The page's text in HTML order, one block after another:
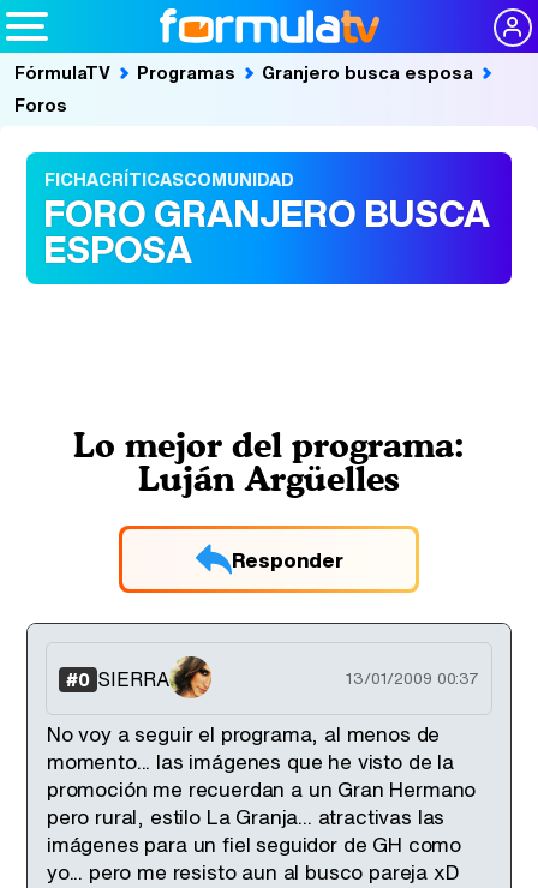
FórmulaTV Programas
Granjero busca esposa
Foros
FICHACRÍTICASCOMUNIDAD
FORO GRANJERO BUSCA
ESPOSA
Lo mejor del programa:
Luján Argüelles
Responder
#0 SIERRA 13/01/2009 00:37
No voy a seguir el programa, al menos de
momento... las imágenes que he visto de la
promoción me recuerdan a un Gran Hermano
pero rural, estilo La Granja... atractivas las
imágenes para un fiel seguidor de GH como
yo... pero me resisto aun al busco pareja xD